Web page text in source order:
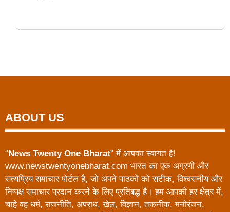
ABOUT US
“ News Twenty One Bharat” में आपका स्वागत है!
www.newstwentyonebharat.com भारत का एक अग्रणी और
सत्यप्रिय समाचार पोर्टल है, जो अपने पाठकों को सटीक, विश्वसनीय और
निष्पक्ष समाचार प्रदान करने के लिए प्रतिबद्ध है। हम आपको हर क्षेत्र में,
चाहे वह धर्म, राजनीति, अपराध, खेल, विज्ञान, तकनीक, मनोरंजन,